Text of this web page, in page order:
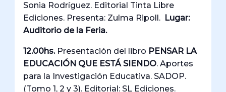
Sonia Rodríguez. Editorial Tinta Libre
Ediciones. Presenta: Zulma Ripoll. Lugar:
Auditorio de la Feria.
12.00hs. Presentación del libro PENSAR LA
EDUCACIÓN QUE ESTÁ SIENDO. Aportes
para la Investigación Educativa. SADOP.
(Tomo 1, 2 y 3). Editorial: SL Ediciones.